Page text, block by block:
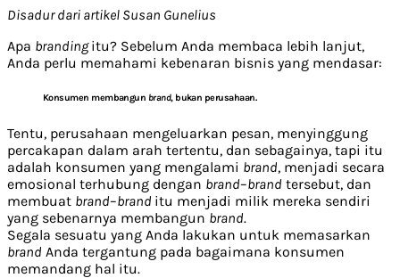
Disadur dari artikel Susan Gunelius
Apa brandingitu? Sebelum Anda membaca lebih lanjut,
Anda perlu memahami kebenaran bisnis yang mendasar:
Konsumen membangun brand, bukan perusahaan.
Tentu, perusahaan mengeluarkan pesan, menyinggung
percakapan dalam arah tertentu, dan sebagainya, tapi itu
adalah konsumen yang mengalami brand, menjadi secara
emosional terhubung dengan brand–brand tersebut, dan
membuat brand–brand itu menjadi milik mereka sendiri
yang sebenarnya membangun brand.
Segala sesuatu yang Anda lakukan untuk memasarkan
brand Anda tergantung pada bagaimana konsumen
memandang hal itu.